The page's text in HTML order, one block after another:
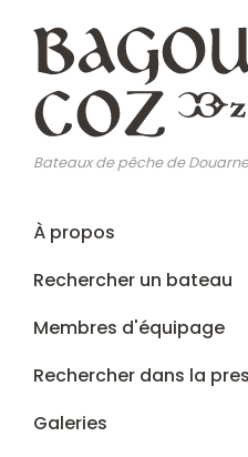
contenu
principal
Bateaux de pêche de
Main
navigation
À propos
Rechercher un bateau
Membres d'équipage
Rechercher dans la
Galeries